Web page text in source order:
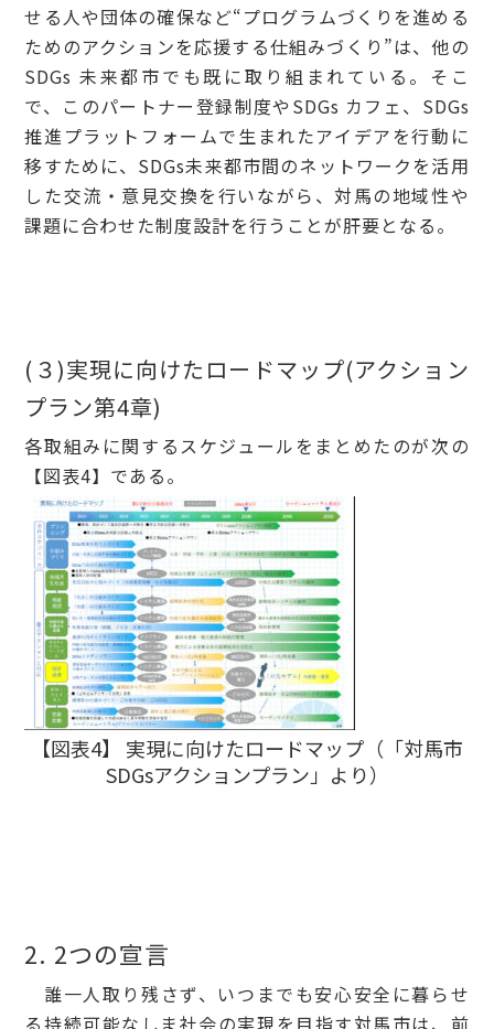
せる人や団体の確保など“プログラムづくりを進める
ためのアクションを応援する仕組みづくり”は、他の
SDGs 未来都市でも既に取り組まれている。そこ
で、このパートナー登録制度やSDGs カフェ、SDGs
推進プラットフォームで生まれたアイデアを行動に
移すために、SDGs未来都市間のネットワークを活用
した交流・意見交換を行いながら、対馬の地域性や
課題に合わせた制度設計を行うことが肝要となる。
(３)実現に向けたロードマップ(アクション
プラン第4章)
各取組みに関するスケジュールをまとめたのが次の
【図表4】である。
【図表4】 実現に向けたロードマップ（「対馬市
SDGsアクションプラン」より）
2. 2つの宣言
誰一人取り残さず、いつまでも安心安全に暮らせ
る持続可能なしま社会の実現を目指す対馬市は、前